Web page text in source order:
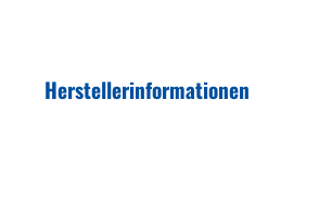
Herstellerinformationen